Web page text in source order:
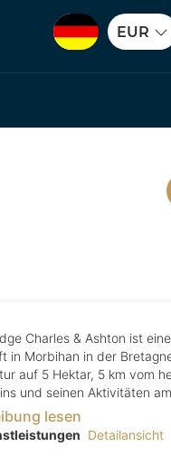
EUR
Charles & Ashton ist
in Morbihan in der
auf 5 Hektar, 5 km vom
und seinen Aktivitäten
lesen
Detailansicht